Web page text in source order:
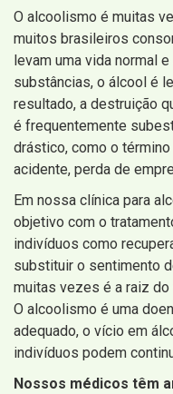
O alcoolismo é muitas
muitos brasileiros
levam uma vida normal
substâncias, o álcool é
resultado, a destruição
é frequentemente
drástico, como o
acidente, perda de
Em nossa clínica para
objetivo com o
indivíduos como
substituir o sentimento
muitas vezes é a raiz do
O alcoolismo é uma
adequado, o vício em
indivíduos podem
Nossos médicos têm